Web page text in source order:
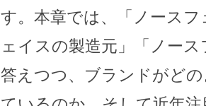
す。本章では、「ノース
ェイスの製造元」「ノー
答えつつ、ブランドがど